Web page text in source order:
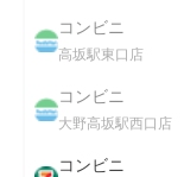
コンビニ
高坂駅東口店
コンビニ
大野高坂駅西口店
コンビニ